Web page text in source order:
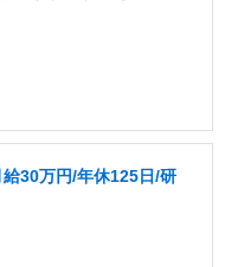
給30万円/年休125日/研